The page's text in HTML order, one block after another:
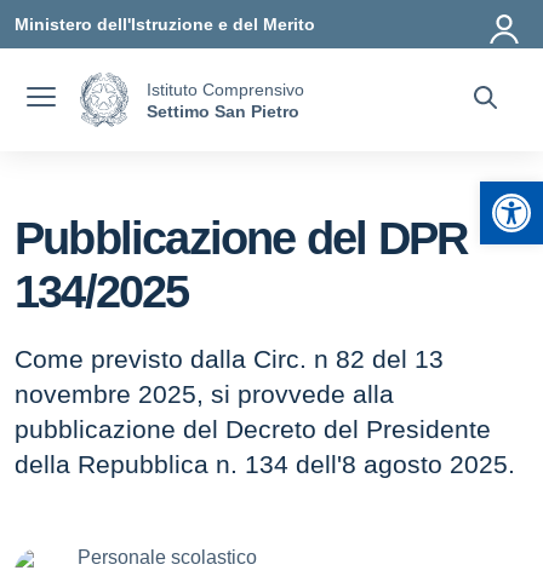
Ministero dell'Istruzione e del Merito
Istituto Comprensivo
Settimo San Pietro
Pubblicazione del DPR
134/2025
Come previsto dalla Circ. n 82 del 13
novembre 2025, si provvede alla
pubblicazione del Decreto del Presidente
della Repubblica n. 134 dell'8 agosto 2025.
Personale scolastico